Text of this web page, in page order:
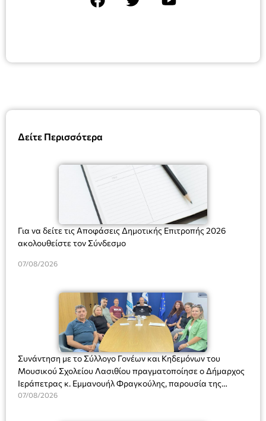
Δείτε Περισσότερα
Για να δείτε τις Αποφάσεις Δημοτικής Επιτροπής 2026
ακολουθείστε τον Σύνδεσμο
07/08/2026
Συνάντηση με το Σύλλογο Γονέων και Κηδεμόνων του
Μουσικού Σχολείου Λασιθίου πραγματοποίησε ο Δήμαρχος
Ιεράπετρας κ. Εμμανουήλ Φραγκούλης, παρουσία της
Διευθύντριας του σχολείου κας Μαριάννας Χαΐτα.
07/08/2026